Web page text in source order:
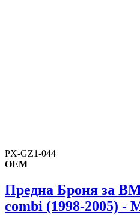
PX-GZ1-044
OEM
Предна Броня за
combi (1998-2005) -